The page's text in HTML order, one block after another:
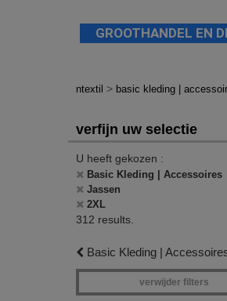
GROOTHANDEL EN
ntextil > basic kleding |
verfijn uw selectie
U heeft gekozen :
Basic Kleding | Accessoires
Jassen
2XL
312 results.
Basic Kleding |
verwijder filters